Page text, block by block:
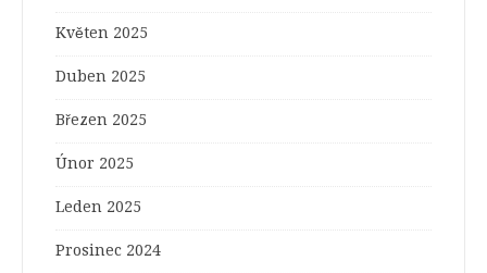
Květen 2025
Duben 2025
Březen 2025
Únor 2025
Leden 2025
Prosinec 2024